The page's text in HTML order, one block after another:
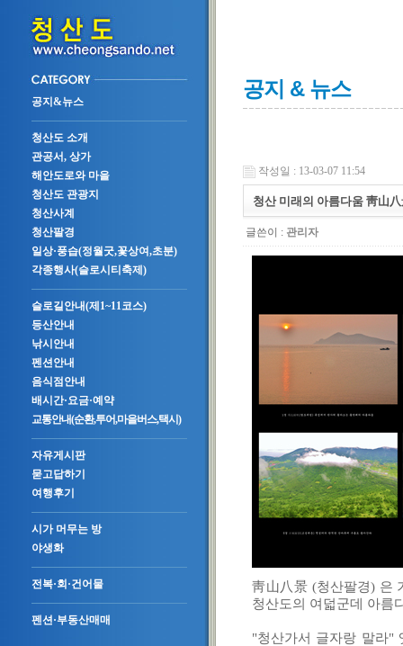
공지&뉴스
청산도 소개
관공서, 상가
해안도로와 마을
청산도 관광지
청산사계
청산팔경
일상·풍습(정월굿,꽃상여,초분)
각종행사(슬로시티축제)
슬로길안내(제1~11코스)
등산안내
낚시안내
펜션안내
음식점안내
배시간·요금·예약
교통안내(순환,투어,마을버스,택시)
자유게시판
묻고답하기
여행후기
시가 머무는 방
야생화
전복·회·건어물
펜션·부동산매매
공지 & 뉴스
작성일 : 13-03-07 11:54
청산 미래의 아름다움 靑山
글쓴이 : 관리자
靑山八景 (청산팔경) 은
청산도의 여덟군데 아름
"청산가서 글자랑 말라"